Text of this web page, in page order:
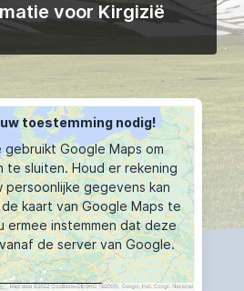
voor Kirgizië
toestemming nodig!
Google Maps om
te sluiten. Houd er rekening
persoonlijke gegevens kan
kaart van Google Maps te
ermee instemmen dat deze
de server van Google.